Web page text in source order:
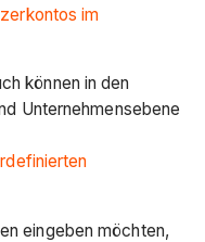
im
können in den
Unternehmensebene
eingeben möchten,